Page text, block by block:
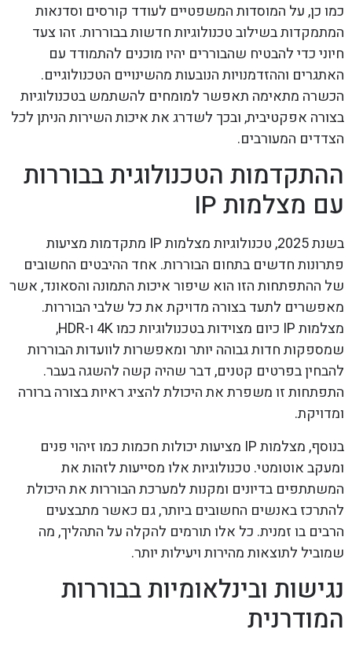
כמו כן, על המוסדות המשפטיים לעודד קורסים וסדנאות
המתמקדות בשילוב טכנולוגיות חדשות בבוררות. זהו צעד
חיוני כדי להבטיח שהבוררים יהיו מוכנים להתמודד עם
האתגרים וההזדמנויות הנובעות מהשינויים הטכנולוגיים.
הכשרה מתאימה תאפשר למומחים להשתמש בטכנולוגיות
בצורה אפקטיבית, ובכך לשדרג את איכות השירות הניתן לכל
הצדדים המעורבים.
ההתקדמות הטכנולוגית בבוררות
עם מצלמות IP
בשנת 2025, טכנולוגיות מצלמות IP מתקדמות מציעות
פתרונות חדשים בתחום הבוררות. אחד ההיבטים החשובים
של ההתפתחות הזו הוא שיפור איכות התמונה והסאונד, אשר
מאפשרים לתעד בצורה מדויקת את כל שלבי הבוררות.
מצלמות IP כיום מצוידות בטכנולוגיות כמו 4K ו-HDR,
שמספקות חדות גבוהה יותר ומאפשרות לוועדות הבוררות
להבחין בפרטים קטנים, דבר שהיה קשה להשגה בעבר.
התפתחות זו משפרת את היכולת להציג ראיות בצורה ברורה
ומדויקת.
בנוסף, מצלמות IP מציעות יכולות חכמות כמו זיהוי פנים
ומעקב אוטומטי. טכנולוגיות אלו מסייעות לזהות את
המשתתפים בדיונים ומקנות למערכת הבוררות את היכולת
להתרכז באנשים החשובים ביותר, גם כאשר מתבצעים
הרבים בו זמנית. כל אלו תורמים להקלה על התהליך, מה
שמוביל לתוצאות מהירות ויעילות יותר.
נגישות ובינלאומיות בבוררות
המודרנית